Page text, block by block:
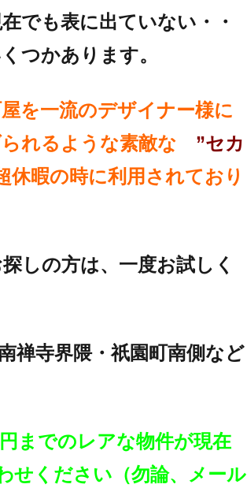
でも表に出ていない・・
つかあります。
を一流のデザイナー様に
れるような素敵な ”セカ
休暇の時に利用されており
しの方は、一度お試しく
禅寺界隈・祇園町南側など
までのレアな物件が現在
せください（勿論、メール